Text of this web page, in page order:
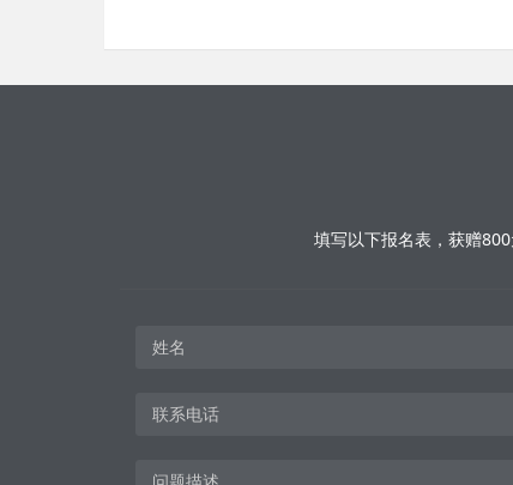
填写以下报名表，获赠